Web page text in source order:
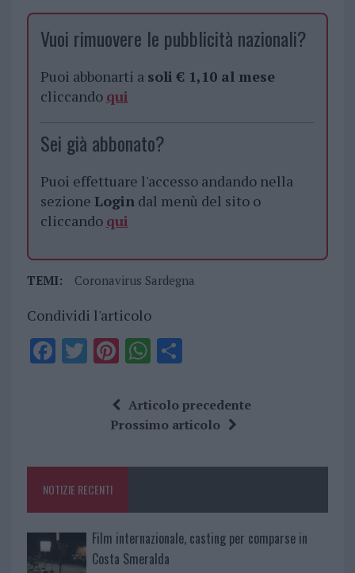
Vuoi rimuovere le pubblicità nazionali?
Puoi abbonarti a soli € 1,10 al mese
cliccando qui
Sei già abbonato?
Puoi effettuare l'accesso andando nella
sezione Logindal menù del sito o
cliccando qui
TEMI: Coronavirus Sardegna
Condividi l'articolo
F
o
k
T Pi
te
re
W
at
s
p
S
a
re
Articolo precedente
Prossimo articolo
NOTIZIE RECENTI
Film internazionale, casting per comparse in
Costa Smeralda